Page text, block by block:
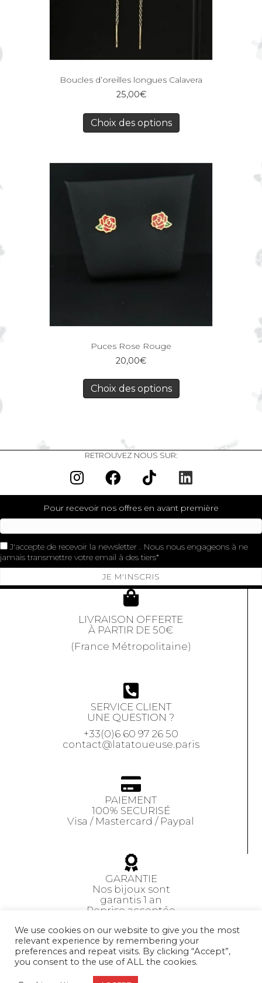
Boucles d’oreilles longues Calavera
25,00€
Choix des options
Puces Rose Rouge
20,00€
Choix des options
RETROUVEZ NOUS SUR:
Pour recevoir nos offres en avant première
J'accepte de recevoir la newsletter . Nous nous engageons à ne
jamais transmettre votre email à des tiers
JE M'INSCRIS
LIVRAISON OFFERTE
À PARTIR DE 50€
(France Métropolitaine)
SERVICE CLIENT
UNE QUESTION ?
+33(0)6 60 97 26 50
contact@latatoueuse.paris
PAIEMENT
100% SECURISÉ
Visa / Mastercard / Paypal
GARANTIE
Nos bijoux sont
garantis 1 an
Reprise acceptée
CGV
We use cookies on our website to give you the most
relevant experience by remembering your
preferences and repeat visits. By clicking “Accept”,
you consent to the use of ALL the cookies.